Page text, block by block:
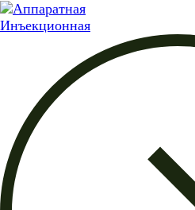
Инъекционная